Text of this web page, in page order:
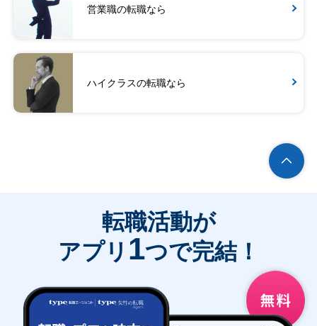
営業職の転職なら
ハイクラスの転職なら
転職活動が
アプリ 1つで完結！